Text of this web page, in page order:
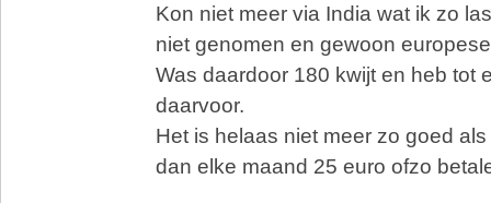
Kon niet meer via India wat ik zo
niet genomen en gewoon
Was daardoor 180 kwijt en heb tot
daarvoor.
Het is helaas niet meer zo goed
dan elke maand 25 euro ofzo